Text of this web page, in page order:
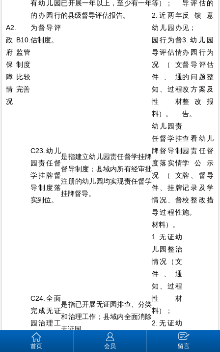
A2.
政
府
保
障
情
况
B10.
监管
制度
比较
完善
有幼儿园
的办园行
为督导评
估制度。
已开展一年以上，至少有一年
的县级督导评估报告。
等）；
2.近两年
幼儿园办
园行为督
导评估情
况（文
件、通
知、过程
性材
料）。
导评估的
反馈意
见；
3.幼儿园
办园行为
督导评估
的问题整
改方案及
整改报
告。
C23.幼儿
园责任督
学挂牌督
导制度落
实到位。
是指建立幼儿园责任督学挂牌
督导制度；县域内所有经审批
注册的幼儿园均实现责任督学
挂牌督导。
幼儿园责
任督学挂
牌督导制
度落实情
况（文
件、挂牌
情况、督
导过程性
材料）。
查看幼儿
园责任督
学公示
牌、督导
记录及学
校整改措
施。
C24.全面
完成无证
园治理工
作。
是指已开展无证园排查、分类
和治理工作；县域内全面消除
无证园。
1.无证幼
儿园整治
情况（文
件、通
知、过程
性材
料）；
2.无证幼
儿园“回头
看”情况
首页 会员 留言